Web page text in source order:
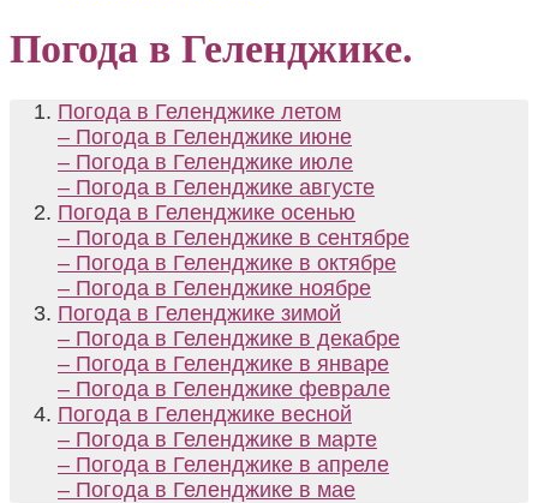
Погода в Геленджике.
Погода в Геленджике летом
– Погода в Геленджике июне
– Погода в Геленджике июле
– Погода в Геленджике августе
Погода в Геленджике осенью
– Погода в Геленджике в сентябре
– Погода в Геленджике в октябре
– Погода в Геленджике ноябре
Погода в Геленджике зимой
– Погода в Геленджике в декабре
– Погода в Геленджике в январе
– Погода в Геленджике феврале
Погода в Геленджике весной
– Погода в Геленджике в марте
– Погода в Геленджике в апреле
– Погода в Геленджике в мае